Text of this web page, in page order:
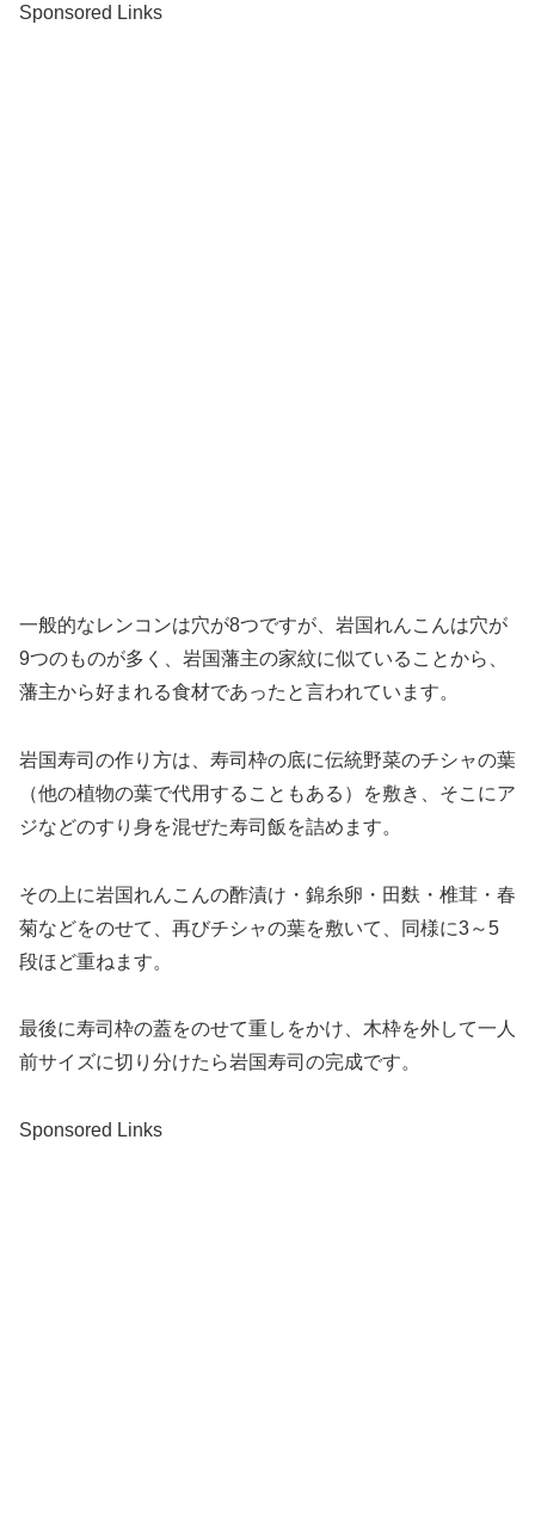
Sponsored Links
一般的なレンコンは穴が8つですが、岩国れんこんは穴が
9つのものが多く、岩国藩主の家紋に似ていることから、
藩主から好まれる食材であったと言われています。
岩国寿司の作り方は、寿司枠の底に伝統野菜のチシャの葉
（他の植物の葉で代用することもある）を敷き、そこにア
ジなどのすり身を混ぜた寿司飯を詰めます。
その上に岩国れんこんの酢漬け・錦糸卵・田麩・椎茸・春
菊などをのせて、再びチシャの葉を敷いて、同様に3～5
段ほど重ねます。
最後に寿司枠の蓋をのせて重しをかけ、木枠を外して一人
前サイズに切り分けたら岩国寿司の完成です。
Sponsored Links